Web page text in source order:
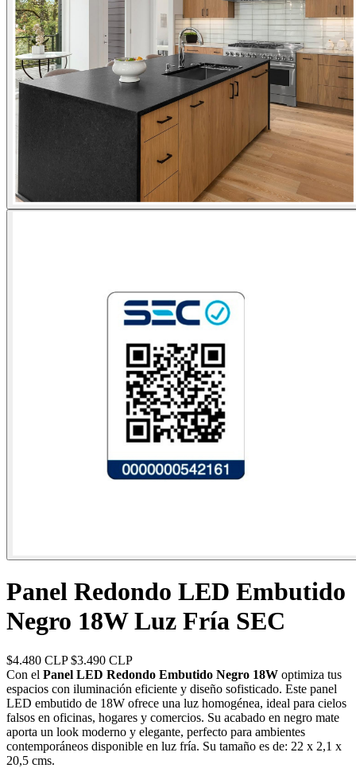
Panel Redondo LED Embutido
Negro 18W Luz Fría SEC
$4.480 CLP $3.490 CLP
Con el Panel LED Redondo Embutido Negro 18W optimiza tus
espacios con iluminación eficiente y diseño sofisticado. Este panel
LED embutido de 18W ofrece una luz homogénea, ideal para cielos
falsos en oficinas, hogares y comercios. Su acabado en negro mate
aporta un look moderno y elegante, perfecto para ambientes
contemporáneos disponible en luz fría. Su tamaño es de: 22 x 2,1 x
20,5 cms.